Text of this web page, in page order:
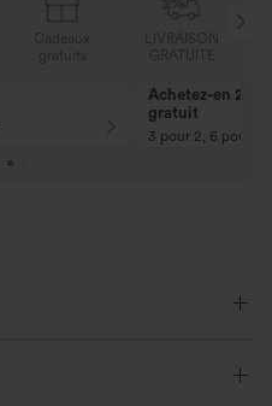
12% de réduction
Pour toute
plus ! Code :